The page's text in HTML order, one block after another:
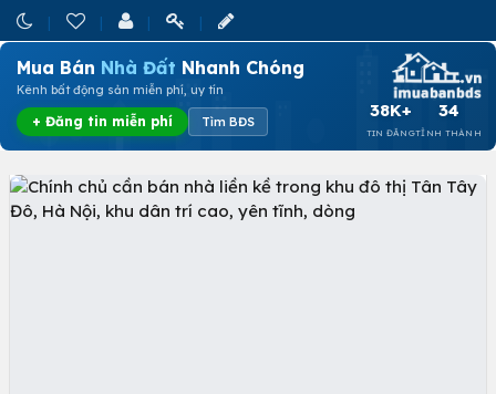
Mua Bán Nhà Đất Nhanh Chóng
Kênh bất động sản miễn phí, uy tín
+ Đăng tin miễn phí Tìm BĐS
38K+
TIN ĐĂNG
34
TỈNH THÀNH